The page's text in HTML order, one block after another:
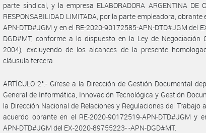
parte sindical, y la empresa ELABORADORA ARGENTINA DE
RESPONSABILIDAD LIMITADA, por la parte empleadora,
APN-DTD#JGM y en el RE-2020-90172585-APN-DTD#JGM del
DGD#MT, conforme a lo dispuesto en la Ley de Negociación
2004), excluyendo de los alcances de la presente
cláusula tercera.
ARTÍCULO 2°.- Gírese a la Dirección de Gestión Documental
General de Informática, Innovación Tecnológica y Gestión
la Dirección Nacional de Relaciones y Regulaciones del Trabajo
acuerdo obrante en el RE-2020-90172519-APN-DTD#JGM y
APN-DTD#JGM del EX-2020-89755223- -APN-DGD#MT.